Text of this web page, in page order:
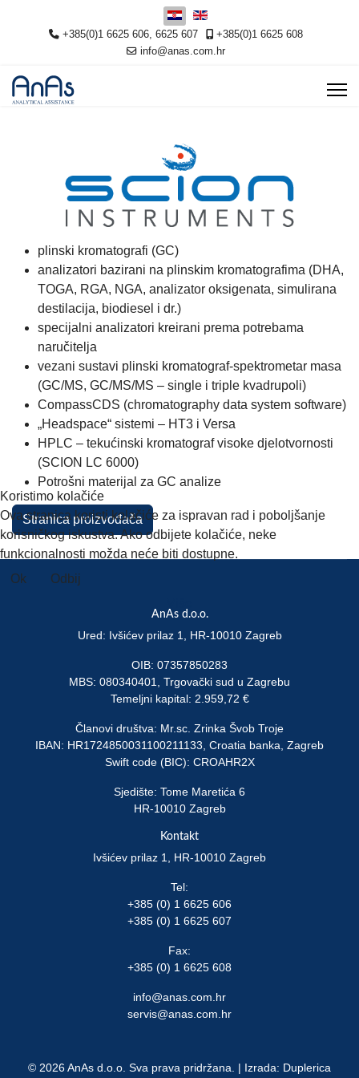
Odaberite svoj jezik
+385(0)1 6625 606, 6625 607
+385(0)1 6625 608
info@anas.com.hr
plinski kromatografi (GC)
analizatori bazirani na plinskim kromatografima (DHA,
TOGA, RGA, NGA, analizator oksigenata, simulirana
destilacija, biodiesel i dr.)
specijalni analizatori kreirani prema potrebama
naručitelja
vezani sustavi plinski kromatograf-spektrometar masa
(GC/MS, GC/MS/MS – single i triple kvadrupoli)
CompassCDS (chromatography data system software)
„Headspace“ sistemi – HT3 i Versa
HPLC – tekućinski kromatograf visoke djelotvornosti
(SCION LC 6000)
Potrošni materijal za GC analize
Stranica proizvođača
AnAs d.o.o.
Ured: Ivšićev prilaz 1, HR-10010 Zagreb
OIB: 07357850283
MBS: 080340401, Trgovački sud u Zagrebu
Temeljni kapital: 2.959,72 €
Članovi društva: Mr.sc. Zrinka Švob Troje
IBAN: HR1724850031100211133, Croatia banka, Zagreb
Swift code (BIC): CROAHR2X
Sjedište: Tome Maretića 6
HR-10010 Zagreb
Kontakt
Ivšićev prilaz 1, HR-10010 Zagreb
Tel:
+385 (0) 1 6625 606
+385 (0) 1 6625 607
Fax:
+385 (0) 1 6625 608
info@anas.com.hr
servis@anas.com.hr
© 2026 AnAs d.o.o. Sva prava pridržana. | Izrada: Duplerica
Koristimo kolačiće
Ova stranica koristi kolačiće za ispravan rad i poboljšanje
korisničkog iskustva. Ako odbijete kolačiće, neke
funkcionalnosti možda neće biti dostupne.
Ok
Odbij